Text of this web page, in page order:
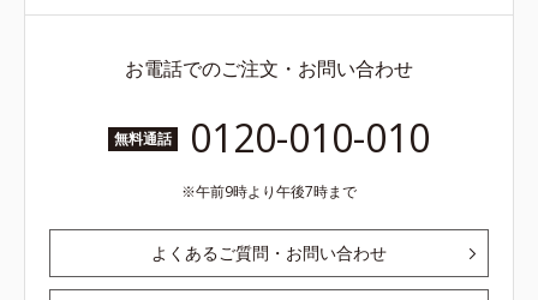
お電話でのご注文・お問い合わせ
無料通話 0120-010-010
午前9時より午後7時まで
よくあるご質問・お問い合わせ